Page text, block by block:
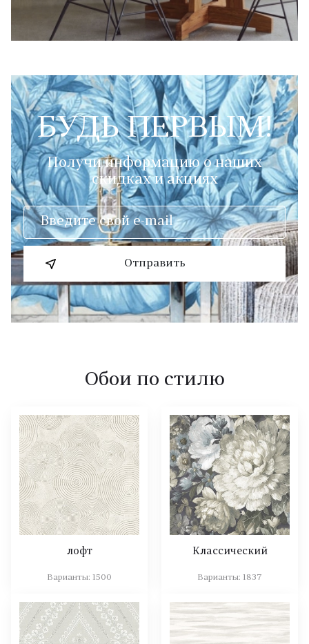
БУДЬ ПЕРВЫМ!
Получи информацию о наших
скидках и акциях
Отправить
Обои по стилю
лофт
Варианты: 1500
Классический
Варианты: 1837